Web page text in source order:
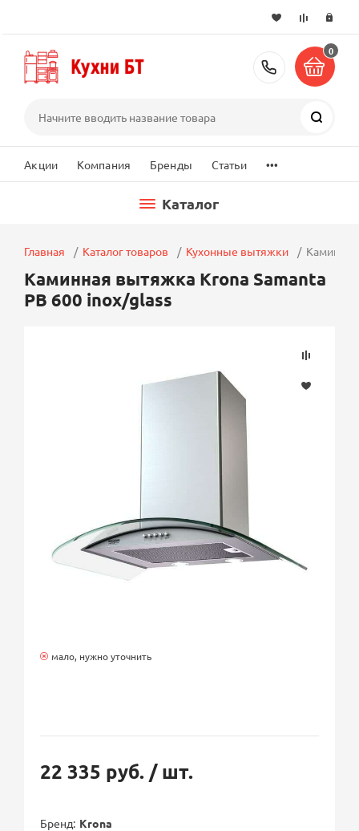
+7 (495)
0
Акции Компания Бренды Статьи ...
Каталог
Главная Каталог товаров Кухонные вытяжки
Каминная вытяжка Krona Samanta
PB 600 inox/glass
мало, нужно уточнить
22 335 руб. / шт.
Бренд Krona